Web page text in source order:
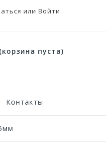
или Войти
(корзина пуста)
Контакты